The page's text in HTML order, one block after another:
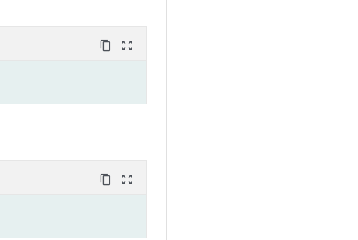
content_copy zoom_out_map
content_copy zoom_out_map